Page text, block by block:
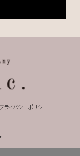
プライバシーポリシー